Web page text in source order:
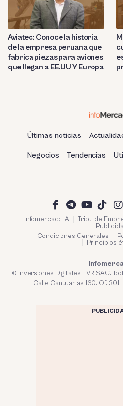
Aviatec: Conoce la historia
de la empresa peruana que
fabrica piezas para aviones
que llegan a EE.UU Y Europa
Últimas noticias
Negocios Tendencias
Infomercado IA Tribu de
Condiciones Generales
Principios
© Inversiones Digitales FVR SAC.
Calle Cantuarias 160. Of.